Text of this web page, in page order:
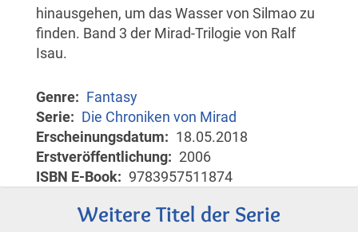
hinausgehen, um das Wasser von Silmao zu
finden. Band 3 der Mirad-Trilogie von Ralf
Isau.
Genre
Fantasy
Serie
Die Chroniken von Mirad
Erscheinungsdatum
18.05.2018
Erstveröffentlichung
2006
ISBN E-Book
9783957511874
Weitere Titel der Serie